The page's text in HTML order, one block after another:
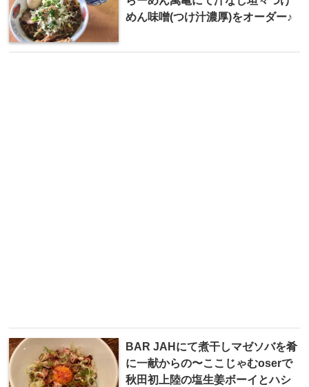
めん味噌(つけ汁濃厚)をオーダー♪
BAR JAHにて煮干しマゼソバを肴
に一献からの〜ここじゃむoserで
秋田初上陸の塩生姜ボーイとハシ